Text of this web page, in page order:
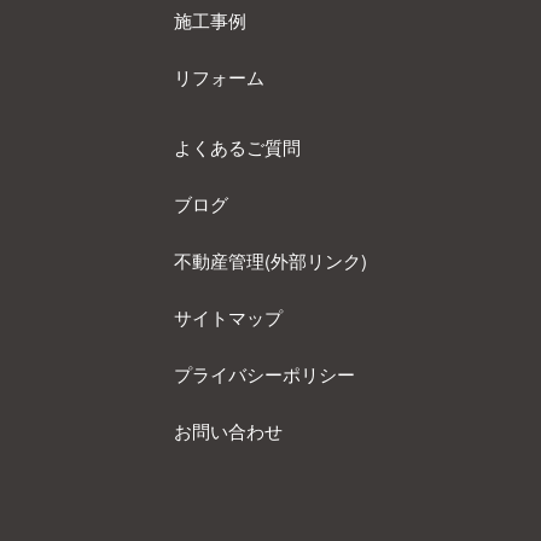
施工事例
リフォーム
よくあるご質問
ブログ
不動産管理(外部リンク)
サイトマップ
プライバシーポリシー
お問い合わせ